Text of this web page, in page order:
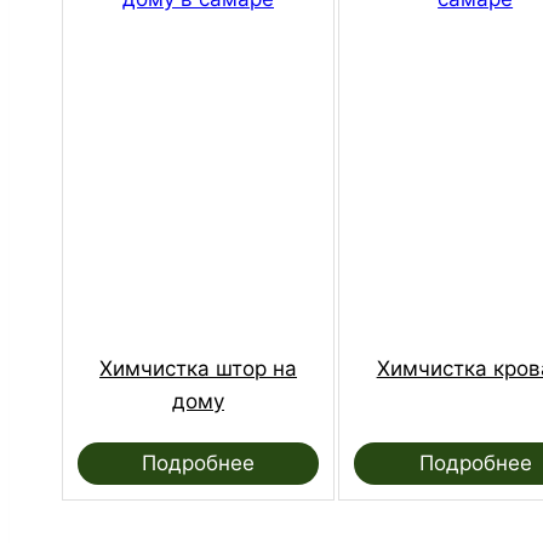
Химчистка штор на
дому
Подробнее
Химчистка
Подробнее